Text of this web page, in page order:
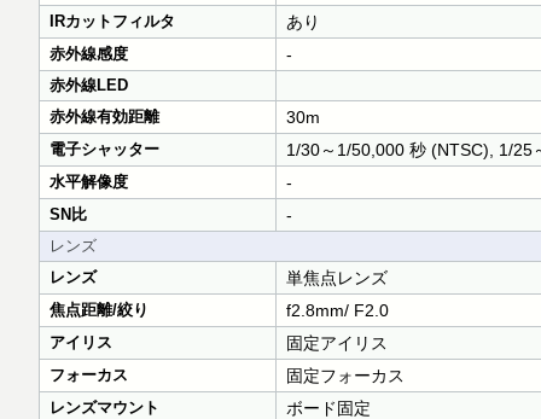
IRカットフィルタ あり
赤外線感度 -
赤外線LED
赤外線有効距離
30m
電子シャッター 1/30～1/50,000 秒 (NTSC), 1/25
水平解像度 -
SN比 -
レンズ
レンズ
単焦点レンズ
焦点距離/絞り f2.8mm/ F2.0
アイリス 固定アイリス
フォーカス 固定フォーカス
レンズマウント ボード固定